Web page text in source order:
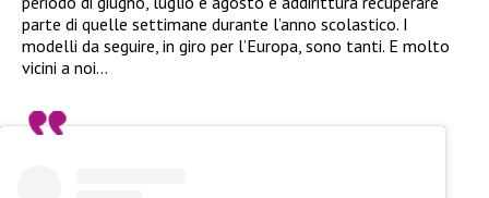
parte di quelle settimane durante l’anno scolastico. I
modelli da seguire, in giro per l’Europa, sono tanti. E molto
vicini a noi…